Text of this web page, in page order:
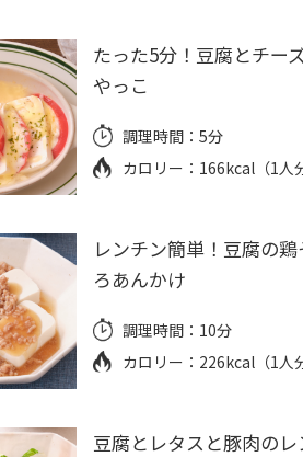
たった5分！豆腐とチー
やっこ
調理時間：5分
カロリー： 166kcal（1人
レンチン簡単！豆腐の
ろあんかけ
調理時間： 10分
カロリー： 226kcal（1人
豆腐とレタスと豚肉のレ